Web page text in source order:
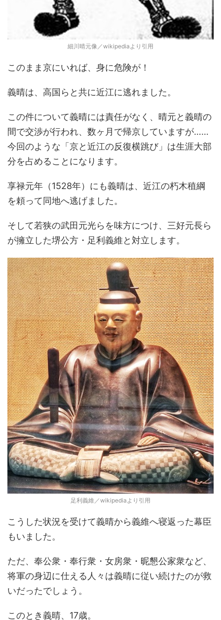
細川晴元像／wikipediaより引用
このまま京にいれば、身に危険が！
義晴は、高国らと共に近江に逃れました。
この件について義晴には責任がなく、晴元と義晴の
間で交渉が行われ、数ヶ月で帰京していますが……
今回のような「京と近江の反復横跳び」は生涯大部
分を占めることになります。
享禄元年（1528年）にも義晴は、近江の朽木稙綱
を頼って同地へ逃げました。
そして若狭の武田元光らを味方につけ、三好元長ら
が擁立した堺公方・足利義維と対立します。
足利義維／wikipediaより引用
こうした状況を受けて義晴から義維へ寝返った幕臣
もいました。
ただ、奉公衆・奉行衆・女房衆・昵懇公家衆など、
将軍の身辺に仕える人々は義晴に従い続けたのが救
いだったでしょう。
このとき義晴、17歳。